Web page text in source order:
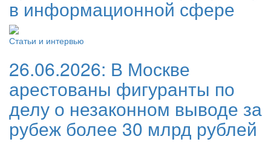
в информационной сфере
Статьи и интервью
26.06.2026: В Москве
арестованы фигуранты по
делу о незаконном выводе за
рубеж более 30 млрд рублей